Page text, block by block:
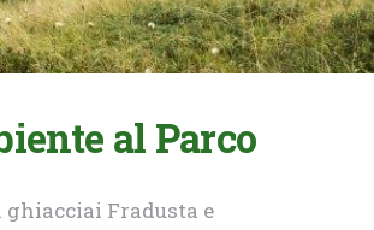
al Parco
Fradusta e